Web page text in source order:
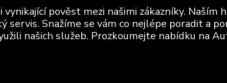
pověst mezi našimi zákazníky.
servis. Snažíme se vám co nejlépe poradit a
našich služeb. Prozkoumejte nabídku na